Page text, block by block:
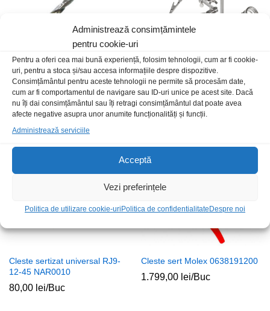
Administrează consimțămintele
pentru cookie-uri
Pentru a oferi cea mai bună experiență, folosim tehnologii, cum ar fi cookie-
uri, pentru a stoca și/sau accesa informațiile despre dispozitive.
Consimțământul pentru aceste tehnologii ne permite să procesăm date,
cum ar fi comportamentul de navigare sau ID-uri unice pe acest site. Dacă
nu îți dai consimțământul sau îți retragi consimțământul dat poate avea
afecte negative asupra unor anumite funcționalități și funcții.
Administrează serviciile
Acceptă
Vezi preferințele
Politica de utilizare cookie-uriPolitica de confidentialitateDespre noi
Burghiu 0.5mm HSS 135grd
2,00lei /Buc
Suport ciocan de lipit cu
lupa+cleme
109,00lei/Buc
Cleste sertizat universal RJ9-
12-45 NAR0010
80,00 lei/Buc
Cleste sert Molex 0638191200
1.799,00 lei/Buc